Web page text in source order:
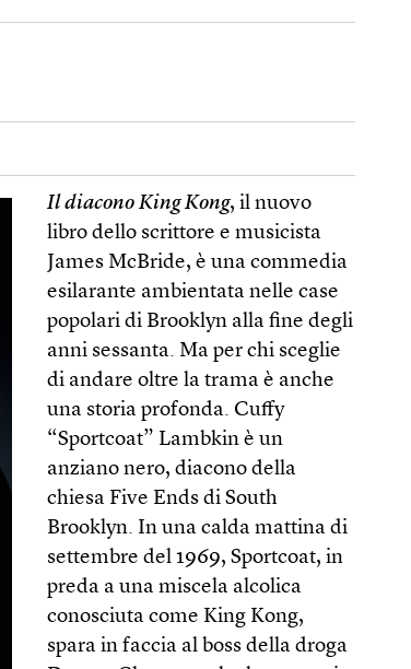
Il diacono King Kong, il nuovo
libro dello scrittore e musicista
James McBride, è una commedia
esilarante ambientata nelle case
popolari di Brooklyn alla fine degli
anni sessanta. Ma per chi sceglie
di andare oltre la trama è anche
una storia profonda. Cuffy
“Sportcoat” Lambkin è un
anziano nero, diacono della
chiesa Five Ends di South
Brooklyn. In una calda mattina di
settembre del 1969, Sportcoat, in
preda a una miscela alcolica
conosciuta come King Kong,
spara in faccia al boss della droga